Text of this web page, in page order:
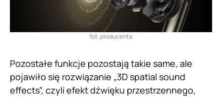
fot. producenta
Pozostałe funkcje pozostają takie same, ale
pojawiło się rozwiązanie „3D spatial sound
effects”, czyli efekt dźwięku przestrzennego,